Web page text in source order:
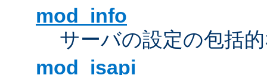
mod_info
サーバの設定の包括
mod_isapi